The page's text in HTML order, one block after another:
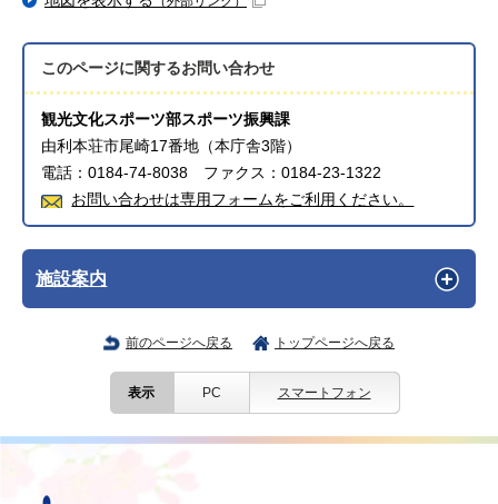
このページに関するお問い合わせ
観光文化スポーツ部スポーツ振興課
由利本荘市尾崎17番地（本庁舎3階）
電話：0184-74-8038 ファクス：0184-23-1322
お問い合わせは専用フォームをご利用ください。
施設案内
前のページへ戻る トップページへ戻る
表示 PC スマートフォン